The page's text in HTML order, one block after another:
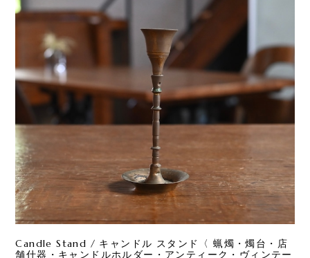
Candle Stand / キャンドル スタンド〈 蝋燭・燭台・店
舗什器・キャンドルホルダー・アンティーク・ヴィンテー